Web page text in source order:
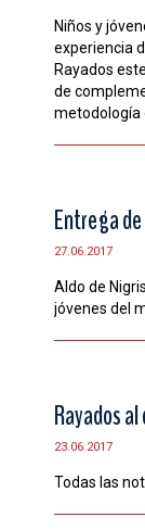
Niños y
experiencia
Rayados
de
metodología
Entrega
27.06.2017
Aldo de
jóvenes del
Rayados
23.06.2017
Todas las